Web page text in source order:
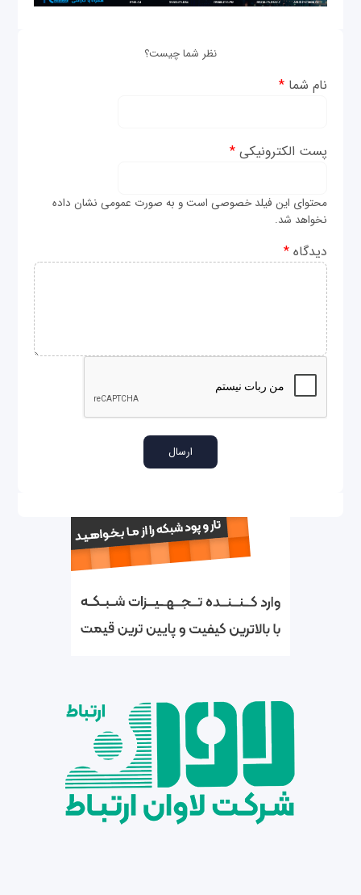
نظر شما چیست؟
نام شما*
پست الکترونیکی*
محتوای این فیلد خصوصی است و به صورت عمومی نشان داده
نخواهد شد.
دیدگاه*